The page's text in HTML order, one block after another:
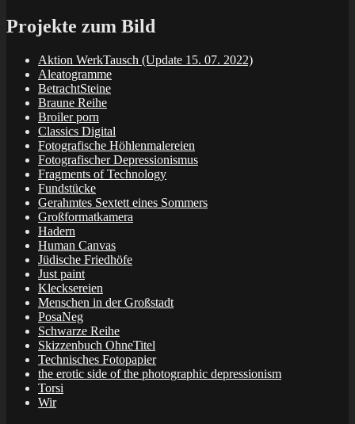
Projekte zum Bild
Aktion WerkTausch (Update 15. 07. 2022)
Aleatogramme
BetrachtSteine
Braune Reihe
Broiler porn
Classics Digital
Fotografische Höhlenmalereien
Fotografischer Depressionismus
Fragments of Technology
Fundstücke
Gerahmtes Sextett eines Sommers
Großformatkamera
Hadern
Human Canvas
Jüdische Friedhöfe
Just paint
Klecksereien
Menschen in der Großstadt
PosaNeg
Schwarze Reihe
Skizzenbuch OhneTitel
Technisches Fotopapier
the erotic side of the photographic depressionism
Torsi
Wir